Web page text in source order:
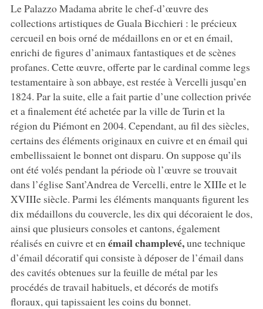
Le Palazzo Madama abrite le chef-d’œuvre des
collections artistiques de Guala Bicchieri : le précieux
cercueil en bois orné de médaillons en or et en émail,
enrichi de figures d’animaux fantastiques et de scènes
profanes. Cette œuvre, offerte par le cardinal comme legs
testamentaire à son abbaye, est restée à Vercelli jusqu’en
1824. Par la suite, elle a fait partie d’une collection privée
et a finalement été achetée par la ville de Turin et la
région du Piémont en 2004. Cependant, au fil des siècles,
certains des éléments originaux en cuivre et en émail qui
embellissaient le bonnet ont disparu. On suppose qu’ils
ont été volés pendant la période où l’œuvre se trouvait
dans l’église Sant’Andrea de Vercelli, entre le XIIIe et le
XVIIIe siècle. Parmi les éléments manquants figurent les
dix médaillons du couvercle, les dix qui décoraient le dos,
ainsi que plusieurs consoles et cantons, également
réalisés en cuivre et en émail champlevé,une technique
d’émail décoratif qui consiste à déposer de l’émail dans
des cavités obtenues sur la feuille de métal par les
procédés de travail habituels, et décorés de motifs
floraux, qui tapissaient les coins du bonnet.